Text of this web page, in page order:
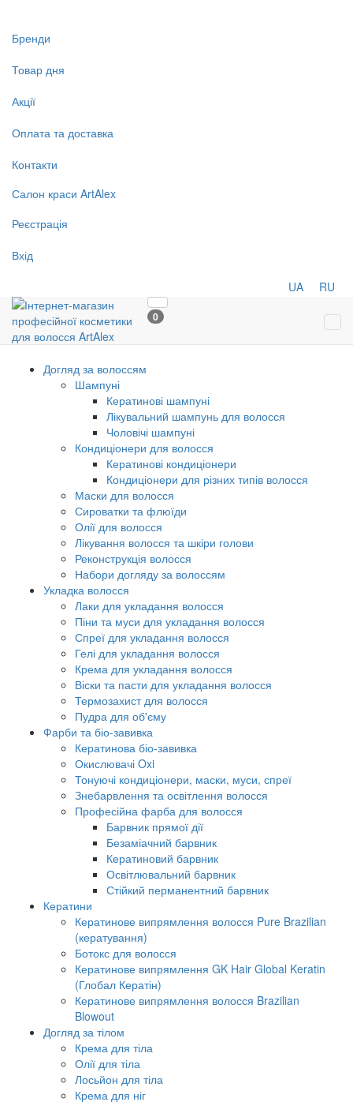
Бренди
Товар дня
Акції
Оплата та доставка
Контакти
Салон краси ArtAlex
Реєстрація
Вхід
UA RU
0
Догляд за волоссям
Шампуні
Кератинові шампуні
Лікувальний шампунь для волосся
Чоловічі шампуні
Кондиціонери для волосся
Кератинові кондиціонери
Кондиціонери для різних типів волосся
Маски для волосся
Сироватки та флюїди
Олії для волосся
Лікування волосся та шкіри голови
Реконструкція волосся
Набори догляду за волоссям
Укладка волосся
Лаки для укладання волосся
Піни та муси для укладання волосся
Спреї для укладання волосся
Гелі для укладання волосся
Крема для укладання волосся
Віски та пасти для укладання волосся
Термозахист для волосся
Пудра для об'єму
Фарби та біо-завивка
Кератинова біо-завивка
Окислювачі Oxi
Тонуючі кондиціонери, маски, муси, спреї
Знебарвлення та освітлення волосся
Професійна фарба для волосся
Барвник прямої дії
Безаміачний барвник
Кератиновий барвник
Освітлювальний барвник
Стійкий перманентний барвник
Кератини
Кератинове випрямлення волосся Pure Brazilian
(кератування)
Ботокс для волосся
Кератинове випрямлення GK Hair Global Keratin
(Глобал Кератін)
Кератинове випрямлення волосся Brazilian
Blowout
Догляд за тілом
Крема для тіла
Олії для тіла
Лосьйон для тіла
Крема для ніг